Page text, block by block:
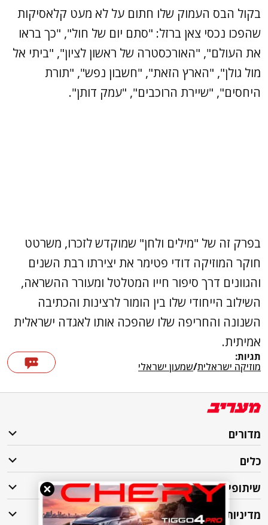
בקול הבס העמוק שלו חתום על לא מעט קלאסיקות
שהפכו נכסי צאן ברזל: "סתם יום של חול", "כך בראו
את העולם", "האורכסטרה של ראשון לציון", "ביתי אל
מול גולן", "הארץ הזאת", "חשבון נפש", "תורת
היחסים", "שיירת הרוכבים", "עמק דותן".
בפרק זה של "מילים ולחן" שמוקדש לזכרו, משרטט
חוקר המוזיקה דודי פטימר את יצירתו רבת השנים
והגוונים דרך סיפור חייו המטלטל ומעורר ההשראה,
השילוב הייחודי שלו בין הומור לרצינות והכתיבה
השנונה והחריפה שלו שהפכה אותו לאגדה ישראלית
אמיתית.
תגיות:
מוזיקה ישראלית/שמעון ישראלי
מדורים
כלים
שיתופי פעולה
מדיניות